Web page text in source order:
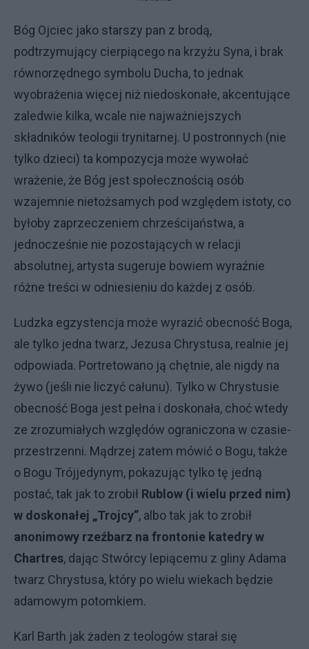
Bóg Ojciec jako starszy pan z brodą,
podtrzymujący cierpiącego na krzyżu Syna, i brak
równorzędnego symbolu Ducha, to jednak
wyobrażenia więcej niż niedoskonałe, akcentujące
zaledwie kilka, wcale nie najważniejszych
składników teologii trynitarnej. U postronnych (nie
tylko dzieci) ta kompozycja może wywołać
wrażenie, że Bóg jest społecznością osób
wzajemnie nietożsamych pod względem istoty, co
byłoby zaprzeczeniem chrześcijaństwa, a
jednocześnie nie pozostających w relacji
absolutnej, artysta sugeruje bowiem wyraźnie
różne treści w odniesieniu do każdej z osób.
Ludzka egzystencja może wyrazić obecność Boga,
ale tylko jedna twarz, Jezusa Chrystusa, realnie jej
odpowiada. Portretowano ją chętnie, ale nigdy na
żywo (jeśli nie liczyć całunu). Tylko w Chrystusie
obecność Boga jest pełna i doskonała, choć wtedy
ze zrozumiałych względów ograniczona w czasie-
przestrzenni. Mądrzej zatem mówić o Bogu, także
o Bogu Trójjedynym, pokazując tylko tę jedną
postać, tak jak to zrobił Rublow (i wielu przed nim)
w doskonałej „Trojcy”, albo tak jak to zrobił
anonimowy rzeźbarz na frontonie katedry w
Chartres, dając Stwórcy lepiącemu z gliny Adama
twarz Chrystusa, który po wielu wiekach będzie
adamowym potomkiem.
Karl Barth jak żaden z teologów starał się